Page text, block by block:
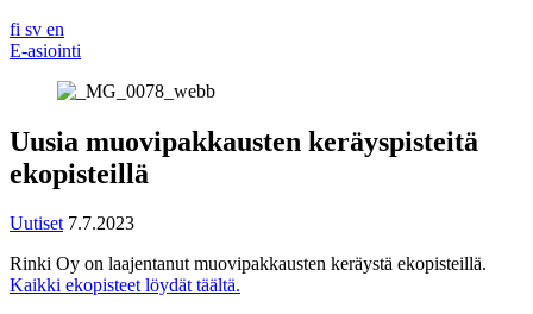
fi sv en
E-asiointi
Uusia muovipakkausten keräyspisteitä
ekopisteillä
Uutiset 7.7.2023
Rinki Oy on laajentanut muovipakkausten keräystä ekopisteillä.
Kaikki ekopisteet löydät täältä.